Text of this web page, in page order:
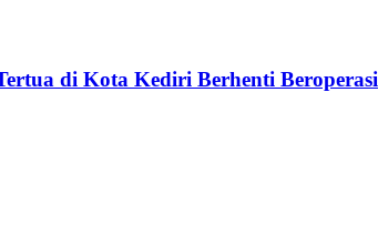
di Kota Kediri Berhenti Beroperasi